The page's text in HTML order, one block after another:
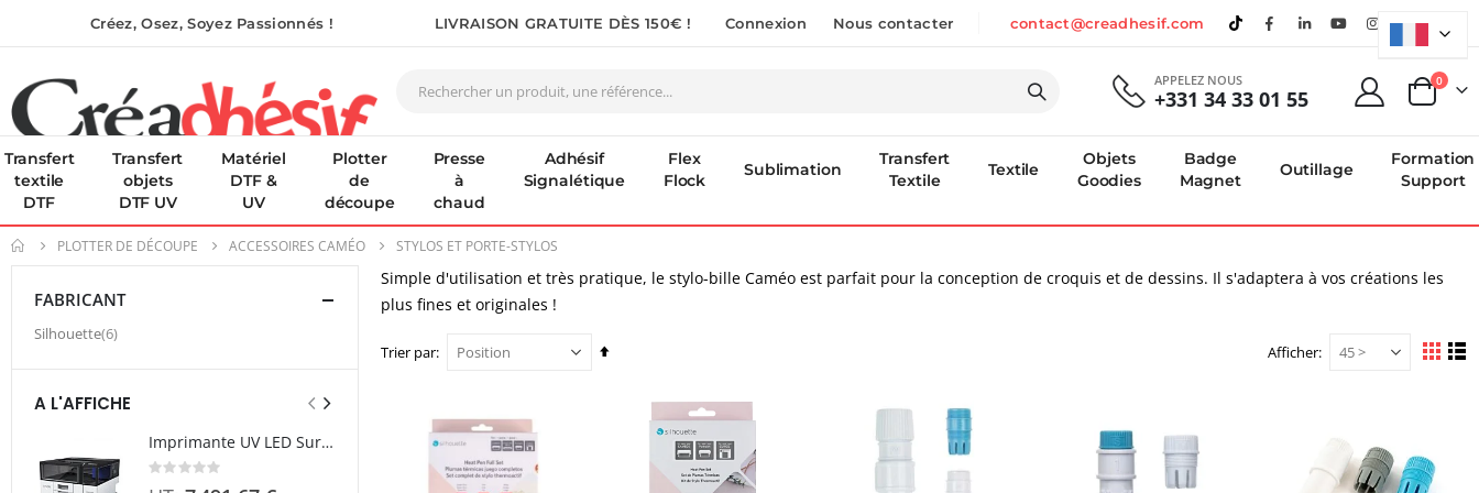
Créez, Osez, Soyez Passionnés ! LIVRAISON GRATUITE DÈS 150€ ! Connexion Nous contacter contact@creadhesif.com
APPELEZ NOUS
+331 34 33 01 55 Panier
0
Transfert
textile
DTF
Transfert
objets
DTF UV
Matériel
DTF &
UV
Plotter
de
découpe
Presse
à
chaud
Adhésif
Signalétique
Flex
Flock
Sublimation
Transfert
Textile
Textile
Objets
Goodies
Badge
Magnet
Outillage
Formation
Support
PLOTTER DE DÉCOUPE ACCESSOIRES CAMÉO STYLOS ET PORTE-STYLOS
Simple d'utilisation et très pratique, le stylo-bille Caméo est parfait pour la conception de croquis et de dessins. Il s'adaptera à vos créations les
plus fines et originales !
Trier par
Par
décroissant
Afficher
Afficher
Grille
FABRICANT
Silhouette 6article
A L'AFFICHE
Imprimante UV LED SureColor SC-V1000 EPSON - Garantie 3 ans
Rating:
0% 7,92 €